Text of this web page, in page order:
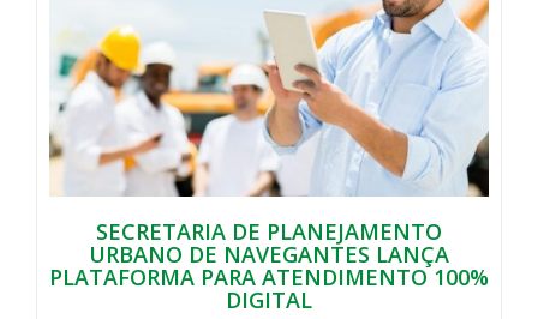
SECRETARIA DE PLANEJAMENTO
URBANO DE NAVEGANTES LANÇA
PLATAFORMA PARA ATENDIMENTO 100%
DIGITAL